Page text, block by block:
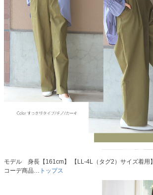
モデル 身長【161cm】 【LL-4L（タグ2）サイズ着用】
コーデ商品…
トップス